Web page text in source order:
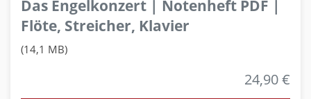
Das Engelkonzert | Notenheft PDF |
Flöte, Streicher, Klavier
(14,1 MB)
24,90 €